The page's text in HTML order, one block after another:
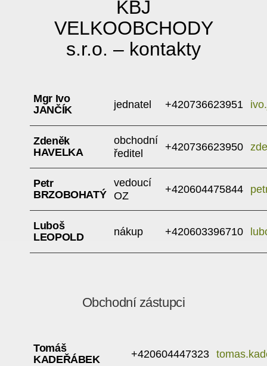
KBJ
VELKOOBCHODY
s.r.o. – kontakty
Mgr Ivo
JANČÍK
jednatel +420736623951
Zdeněk
HAVELKA
obchodní
ředitel
+420736623950
Petr
BRZOBOHATÝ
vedoucí
OZ
+420604475844
Luboš
LEOPOLD
nákup +420603396710
Obchodní zástupci
Tomáš
KADEŘÁBEK
+420604447323